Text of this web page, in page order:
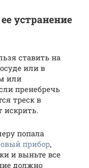
устранение
ставить на
или в
или
пренебречь
треск в
искрить.
попала
прибор,
и выньте все
должно